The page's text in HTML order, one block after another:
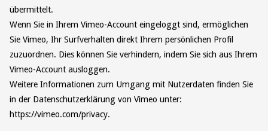
übermittelt.
Wenn Sie in Ihrem Vimeo-Account eingeloggt sind, ermöglichen
Sie Vimeo, Ihr Surfverhalten direkt Ihrem persönlichen Profil
zuzuordnen. Dies können Sie verhindern, indem Sie sich aus Ihrem
Vimeo-Account ausloggen.
Weitere Informationen zum Umgang mit Nutzerdaten finden Sie
in der Datenschutzerklärung von Vimeo unter:
https://vimeo.com/privacy.